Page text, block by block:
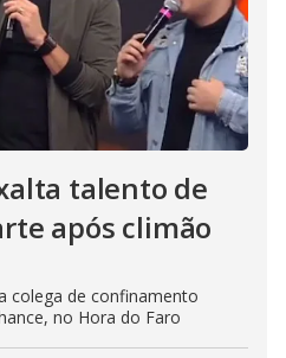
talento de
após climão
colega de confinamento
no Hora do Faro